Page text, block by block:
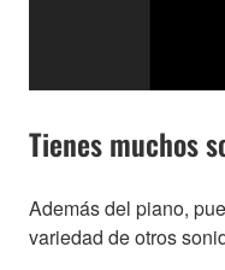
Tienes muchos
Además del piano,
variedad de otros